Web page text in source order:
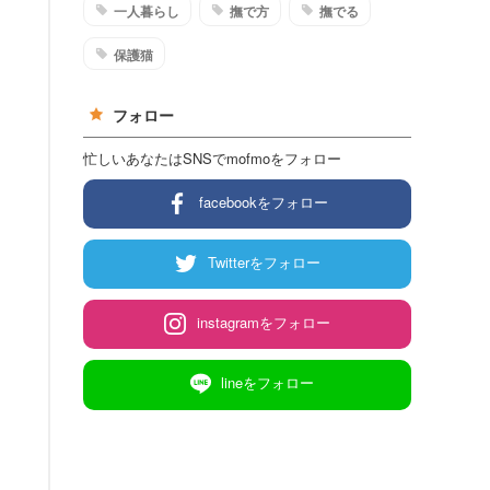
一人暮らし 撫で方 撫でる
保護猫
フォロー
忙しいあなたはSNSでmofmoをフォロー
facebookをフォロー
Twitterをフォロー
instagramをフォロー
lineをフォロー